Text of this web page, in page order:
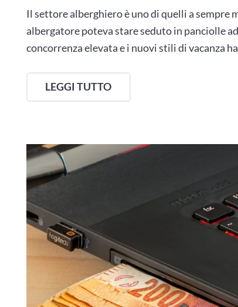
Il settore alberghiero è uno di quelli a sempre
albergatore poteva stare seduto in panciolle
concorrenza elevata e i nuovi stili di vacanza
LEGGI TUTTO